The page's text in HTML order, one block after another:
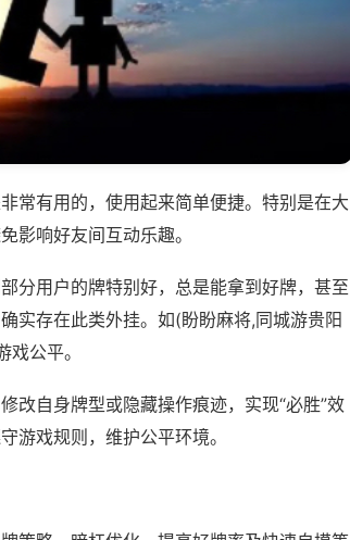
常有用的，使用起来简单便捷。特别是在大
影响好友间互动乐趣。
分用户的牌特别好，总是能拿到好牌，甚至
实存在此类外挂。如(盼盼麻将,同城游贵阳
公平。
改自身牌型或隐藏操作痕迹，实现“必胜”效
游戏规则，维护公平环境。